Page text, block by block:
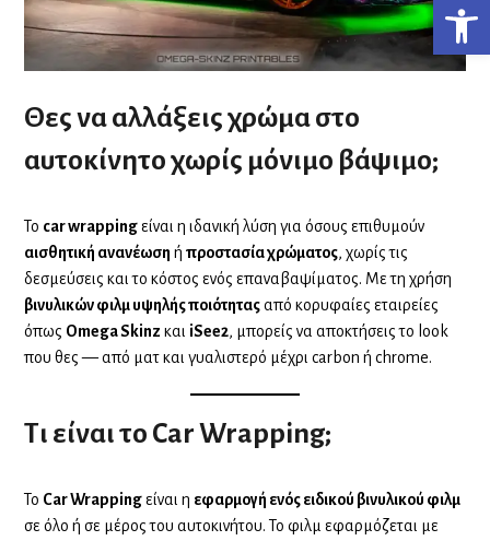
Θες να αλλάξεις χρώμα στο
αυτοκίνητo χωρίς μόνιμο βάψιμο;
Το car wrappingείναι η ιδανική λύση για όσους επιθυμούν
αισθητική ανανέωση ήπροστασία χρώματος, χωρίς τις
δεσμεύσεις και το κόστος ενός επαναβαψίματος. Με τη χρήση
βινυλικών φιλμ υψηλής ποιότηταςαπό κορυφαίες εταιρείες
όπως Omega Skinz και iSee2, μπορείς να αποκτήσεις το look
που θες — από ματ και γυαλιστερό μέχρι carbon ή chrome.
Τι είναι το Car Wrapping;
Το Car Wrappingείναι η εφαρμογή ενός ειδικού βινυλικού φιλμ
σε όλο ή σε μέρος του αυτοκινήτου. Το φιλμ εφαρμόζεται με